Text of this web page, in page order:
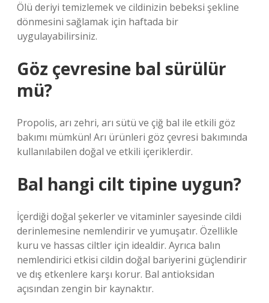
Ölü deriyi temizlemek ve cildinizin bebeksi şekline
dönmesini sağlamak için haftada bir
uygulayabilirsiniz.
Göz çevresine bal sürülür
mü?
Propolis, arı zehri, arı sütü ve çiğ bal ile etkili göz
bakımı mümkün! Arı ürünleri göz çevresi bakımında
kullanılabilen doğal ve etkili içeriklerdir.
Bal hangi cilt tipine uygun?
İçerdiği doğal şekerler ve vitaminler sayesinde cildi
derinlemesine nemlendirir ve yumuşatır. Özellikle
kuru ve hassas ciltler için idealdir. Ayrıca balın
nemlendirici etkisi cildin doğal bariyerini güçlendirir
ve dış etkenlere karşı korur. Bal antioksidan
açısından zengin bir kaynaktır.